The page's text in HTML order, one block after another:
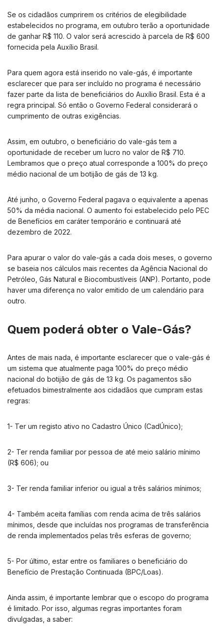
Se os cidadãos cumprirem os critérios de elegibilidade
estabelecidos no programa, em outubro terão a oportunidade
de ganhar R$ 110. O valor será acrescido à parcela de R$ 600
fornecida pela Auxílio Brasil.
Para quem agora está inserido no vale-gás, é importante
esclarecer que para ser incluído no programa é necessário
fazer parte da lista de beneficiários do Auxílio Brasil. Esta é a
regra principal. Só então o Governo Federal considerará o
cumprimento de outras exigências.
Assim, em outubro, o beneficiário do vale-gás tem a
oportunidade de receber um lucro no valor de R$ 710.
Lembramos que o preço atual corresponde a 100% do preço
médio nacional de um botijão de gás de 13 kg.
Até junho, o Governo Federal pagava o equivalente a apenas
50% da média nacional. O aumento foi estabelecido pelo PEC
de Benefícios em caráter temporário e continuará até
dezembro de 2022.
Para apurar o valor do vale-gás a cada dois meses, o governo
se baseia nos cálculos mais recentes da Agência Nacional do
Petróleo, Gás Natural e Biocombustíveis (ANP). Portanto, pode
haver uma diferença no valor emitido de um calendário para
outro.
Quem poderá obter o Vale-Gás?
Antes de mais nada, é importante esclarecer que o vale-gás é
um sistema que atualmente paga 100% do preço médio
nacional do botijão de gás de 13 kg. Os pagamentos são
efetuados bimestralmente aos cidadãos que cumpram estas
regras:
1- Ter um registo ativo no Cadastro Único (CadÚnico);
2- Ter renda familiar por pessoa de até meio salário mínimo
(R$ 606); ou
3- Ter renda familiar inferior ou igual a três salários mínimos;
4- Também aceita famílias com renda acima de três salários
mínimos, desde que incluídas nos programas de transferência
de renda implementados pelas três esferas de governo;
5- Por último, estar entre os familiares o beneficiário do
Benefício de Prestação Continuada (BPC/Loas).
Ainda assim, é importante lembrar que o escopo do programa
é limitado. Por isso, algumas regras importantes foram
divulgadas, a saber: